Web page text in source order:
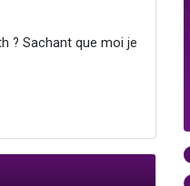
? Sachant que moi je